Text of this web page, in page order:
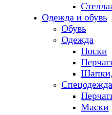
Одежда и обувь
Обувь
Одежда
Носки
Спецодежда
Маски